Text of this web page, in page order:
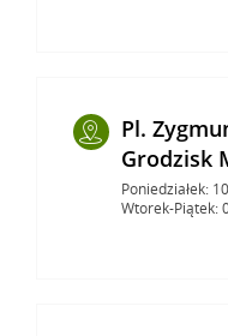
Pl.
Grodzisk
Poniedziałek:
Wtorek-Piątek: